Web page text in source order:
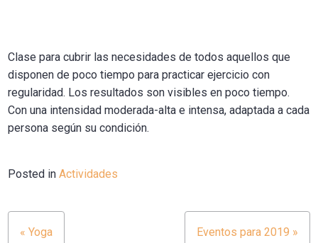
Clase para cubrir las necesidades de todos aquellos que
disponen de poco tiempo para practicar ejercicio con
regularidad. Los resultados son visibles en poco tiempo.
Con una intensidad moderada-alta e intensa, adaptada a cada
persona según su condición.
Posted inActividades
« Yoga Eventos para 2019 »